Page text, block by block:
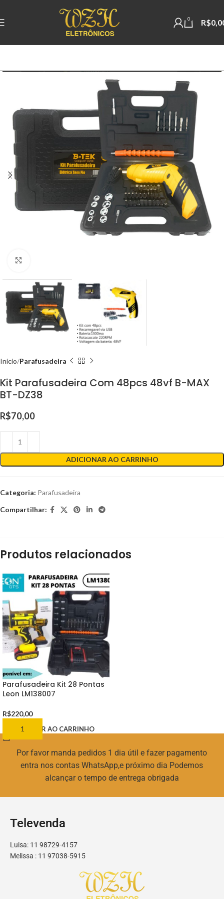
0 R$
Início Parafusadeira
Kit Parafusadeira Com 48pcs 48vf B-MAX
BT-DZ38
R$70,00
ADICIONAR AO CARRINHO
Categoria: Parafusadeira
Compartilhar:
Produtos relacionados
Parafusadeira Kit 28 Pontas
Leon LM138007
R$220,00
ADICIONAR AO CARRINHO
Por favor manda pedidos 1 dia útil e fazer pagamento
entra nos contas WhatsApp,e próximo dia Podemos
alcançar o tempo de entrega obrigada
Televenda
Luisa: 11 98729-4157
Melissa : 11 97038-5915